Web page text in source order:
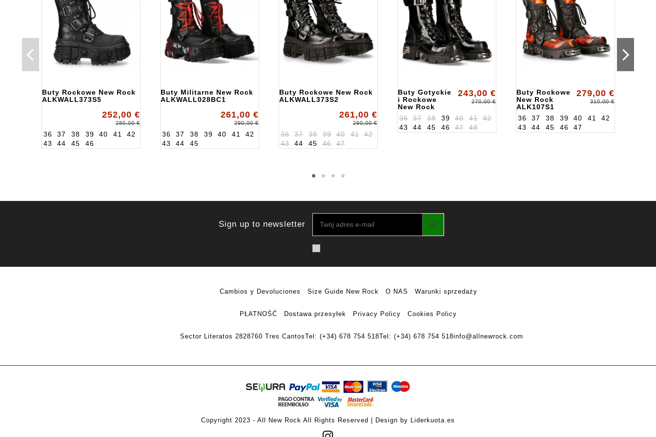
Buty Rockowe New Rock
ALKWALL373S5
252,00 €
280,00 €
36 37 38 39 40 41
42
43
44 45 46
Buty Militarne New Rock
ALKWALL028BC1
261,00 €
290,00 €
36 37 38 39 40 41
42
43
44 45
Buty Rockowe New Rock
ALKWALL373S2
261,00 €
290,00 €
36 37 38 39 40 41
42
43
44 45 46 47
Buty Gotyckie
i Rockowe
New Rock
ALK312S6
243,00 €
270,00 €
36 37 38 39 40 41
42
43
44 45 46 47 48
Buty Rockowe
New Rock
ALK107S1
279,00 €
310,00 €
36 37 38 39 40 41
42
43
44 45 46 47
Sign up to newsletter
Cambios y Devoluciones Size Guide New Rock O NAS Warunki sprzedaży
PŁATNOŚĆ Dostawa przesyłek Privacy Policy Cookies Policy
Sector Literatos 2828760 Tres CantosTel: (+34) 678 754 518Tel: (+34) 678 754 518info@allnewrock.com
Copyright 2023 - All New Rock All Rights Reserved | Design by Liderkuota.es